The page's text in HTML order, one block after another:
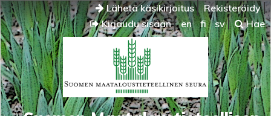
Lähetä käsikirjoitus
Rekisteröidy
Kirjaudu sisään
en fi sv Hae